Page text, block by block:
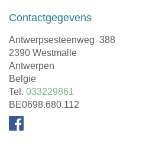
Contactgegevens
Adres
Antwerpsesteenweg 388
,2390 Westmalle
Provincie
Antwerpen
Land
Belgie
Tel. 033229861
Ondernemingsnummer
BE0698.680.112
Facebook